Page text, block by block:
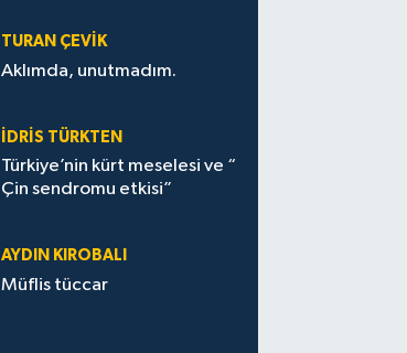
TURAN ÇEVİK
Aklımda, unutmadım.
İDRİS TÜRKTEN
Türkiye’nin kürt meselesi ve “
Çin sendromu etkisi”
AYDIN KIROBALI
Müflis tüccar